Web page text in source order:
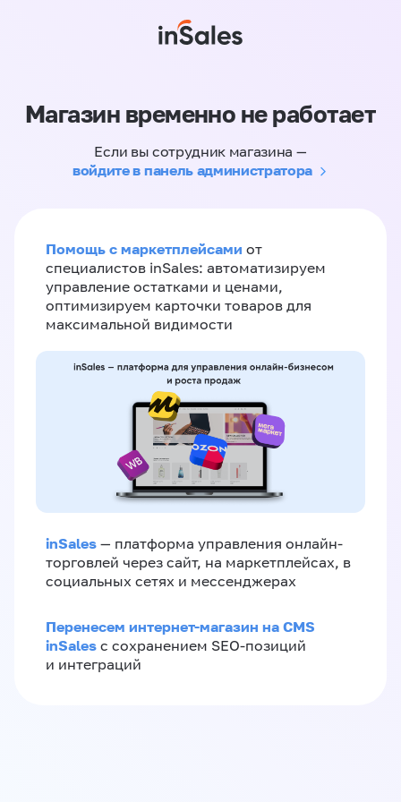
Магазин временно не работает
Если вы сотрудник магазина —
войдите в панель администратора
Помощь с маркетплейсами от
специалистов inSales: автоматизируем
управление остатками и ценами,
оптимизируем карточки товаров для
максимальной видимости
inSales — платформа управления онлайн-
торговлей через сайт, на маркетплейсах, в
социальных сетях и мессенджерах
Перенесем интернет-магазин на CMS
inSales с сохранением SEO-позиций
и интеграций